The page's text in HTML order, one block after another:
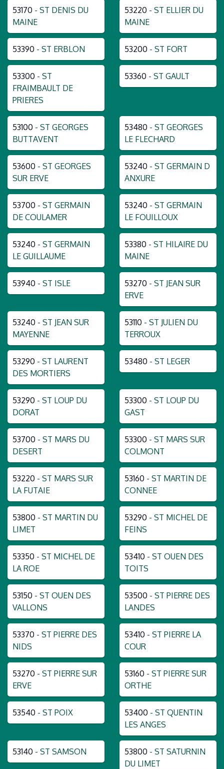
53170 - ST DENIS DU
MAINE
53220 - ST ELLIER DU
MAINE
53390 - ST ERBLON 53200 - ST FORT
53300 - ST
FRAIMBAULT DE
PRIERES
53360 - ST GAULT
53100 - ST GEORGES
BUTTAVENT
53480 - ST GEORGES
LE FLECHARD
53600 - ST GEORGES
SUR ERVE
53240 - ST GERMAIN D
ANXURE
53700 - ST GERMAIN
DE COULAMER
53240 - ST GERMAIN
LE FOUILLOUX
53240 - ST GERMAIN
LE GUILLAUME
53380 - ST HILAIRE DU
MAINE
53940 - ST ISLE 53270 - ST JEAN SUR
ERVE
53240 - ST JEAN SUR
MAYENNE
53110 - ST JULIEN DU
TERROUX
53290 - ST LAURENT
DES MORTIERS
53480 - ST LEGER
53290 - ST LOUP DU
DORAT
53300 - ST LOUP DU
GAST
53700 - ST MARS DU
DESERT
53300 - ST MARS SUR
COLMONT
53220 - ST MARS SUR
LA FUTAIE
53160 - ST MARTIN DE
CONNEE
53800 - ST MARTIN DU
LIMET
53290 - ST MICHEL DE
FEINS
53350 - ST MICHEL DE
LA ROE
53410 - ST OUEN DES
TOITS
53150 - ST OUEN DES
VALLONS
53500 - ST PIERRE DES
LANDES
53370 - ST PIERRE DES
NIDS
53410 - ST PIERRE LA
COUR
53270 - ST PIERRE SUR
ERVE
53160 - ST PIERRE SUR
ORTHE
53540 - ST POIX 53400 - ST QUENTIN
LES ANGES
53140 - ST SAMSON 53800 - ST SATURNIN
DU LIMET